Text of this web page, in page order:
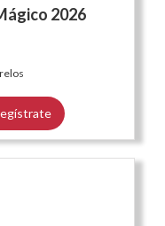
2026